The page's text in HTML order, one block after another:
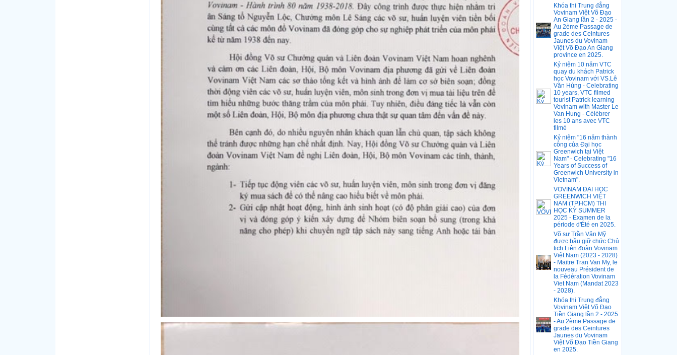
Khóa thi Trung đẳng
Vovinam Việt Võ Đạo
An Giang lần 2 - 2025 -
Au 2ème Passage de
grade des Ceintures
Jaunes du Vovinam
Việt Võ Đạo An Giang
province en 2025.
Kỷ niệm 10 năm VTC
quay du khách Patrick
học Vovinam với VS.Lê
Văn Hùng - Celebrating
10 years, VTC filmed
tourist Patrick learning
Vovinam with Master Le
Van Hung - Célébrer
les 10 ans avec VTC
filmé
Kỷ niệm "16 năm thành
công của Đại học
Greenwich tại Việt
Nam" - Celebrating "16
Years of Success of
Greenwich University in
Vietnam".
VOVINAM ĐẠI HỌC
GREENWICH VIỆT
NAM (TP.HCM) THI
HỌC KỲ SUMMER
2025 - Examen de la
période d'Été en 2025.
Võ sư Trần Văn Mỹ
được bầu giữ chức Chủ
tịch Liên đoàn Vovinam
Việt Nam (2023 - 2028)
- Maitre Tran Van My, le
nouveau Président de
la Fédération Vovinam
Viet Nam (Mandat 2023
- 2028).
Khóa thi Trung đẳng
Vovinam Việt Võ Đạo
Tiền Giang lần 2 - 2025
- Au 2ème Passage de
grade des Ceintures
Jaunes du Vovinam
Việt Võ Đạo Tiền Giang
en 2025.